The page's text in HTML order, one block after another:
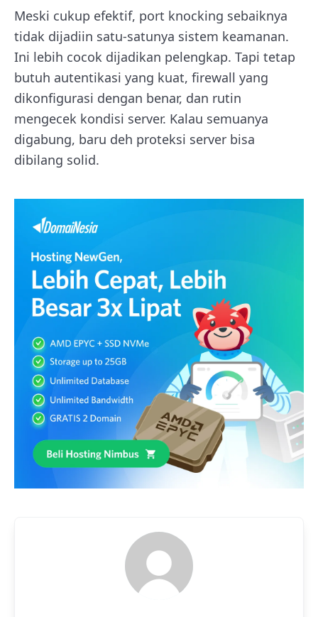
Meski cukup efektif, port knocking sebaiknya
tidak dijadiin satu-satunya sistem keamanan.
Ini lebih cocok dijadikan pelengkap. Tapi tetap
butuh autentikasi yang kuat, firewall yang
dikonfigurasi dengan benar, dan rutin
mengecek kondisi server. Kalau semuanya
digabung, baru deh proteksi server bisa
dibilang solid.